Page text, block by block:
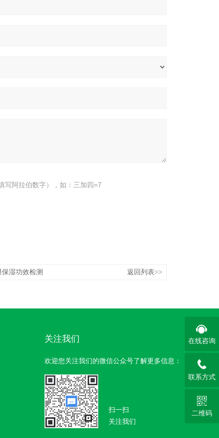
写阿拉伯数字），如：三加四=7
湿功效检测 返回列表>>
关注我们
欢迎您关注我们的微信公众号了解更多信息：
扫一扫
关注我们
在线咨询
联系方式
二维码